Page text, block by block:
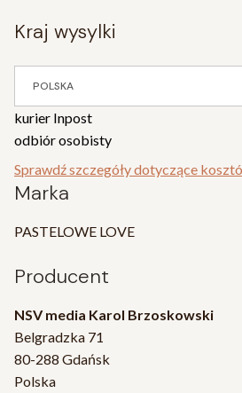
kraj wysylki
POLSKA
kurier Inpost
odbiór osobisty
Sprawdź szczegóły dotyczące
Marka
PASTELOWE LOVE
Producent
NSV media Karol Brzoskowski
Belgradzka 71
80-288 Gdańsk
Polska